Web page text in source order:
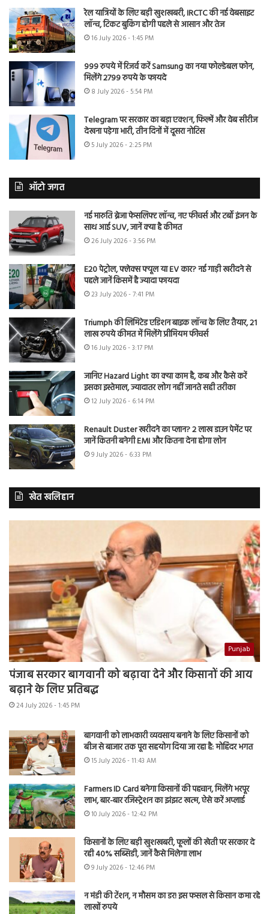
रेल यात्रियों के लिए बड़ी खुशखबरी, IRCTC की नई वेबसाइट
लॉन्च, टिकट बुकिंग होगी पहले से आसान और तेज
16 July 2026 - 1:45 PM
999 रुपये में रिजर्व करें Samsung का नया फोल्डेबल फोन,
मिलेंगे 2799 रुपये के फायदे
8 July 2026 - 5:54 PM
Telegram पर सरकार का बड़ा एक्शन, फिल्में और वेब सीरीज
देखना पड़ेगा भारी, तीन दिनों में दूसरा नोटिस
5 July 2026 - 2:25 PM
ऑटो जगत
नई मारुति ब्रेजा फेसलिफ्ट लॉन्च, नए फीचर्स और टर्बो इंजन के
साथ आई SUV, जानें क्या है कीमत
26 July 2026 - 3:56 PM
E20 पेट्रोल, फ्लेक्स फ्यूल या EV कार? नई गाड़ी खरीदने से
पहले जानें किसमें है ज्यादा फायदा
23 July 2026 - 7:41 PM
Triumph की लिमिटेड एडिशन बाइक लॉन्च के लिए तैयार, 21
लाख रुपये कीमत में मिलेंगे प्रीमियम फीचर्स
16 July 2026 - 3:17 PM
जानिए Hazard Light का क्या काम है, कब और कैसे करें
इसका इस्तेमाल, ज्यादातर लोग नहीं जानते सही तरीका
12 July 2026 - 6:14 PM
Renault Duster खरीदने का प्लान? 2 लाख डाउन पेमेंट पर
जानें कितनी बनेगी EMI और कितना देना होगा लोन
9 July 2026 - 6:33 PM
खेत खलिहान
Punjab
पंजाब सरकार बागवानी को बढ़ावा देने और किसानों की आय
बढ़ाने के लिए प्रतिबद्ध
24 July 2026 - 1:45 PM
बागवानी को लाभकारी व्यवसाय बनाने के लिए किसानों को
बीज से बाजार तक पूरा सहयोग दिया जा रहा है: मोहिंदर भगत
15 July 2026 - 11:43 AM
Farmers ID Card बनेगा किसानों की पहचान, मिलेंगे भरपूर
लाभ, बार-बार रजिस्ट्रेशन का झंझट खत्म, ऐसे करें अप्लाई
10 July 2026 - 12:42 PM
किसानों के लिए बड़ी खुशखबरी, फूलों की खेती पर सरकार दे
रही 40% सब्सिडी, जानें कैसे मिलेगा लाभ
9 July 2026 - 12:46 PM
न मंडी की टेंशन, न मौसम का डर! इस फसल से किसान कमा रहे
लाखों रुपये